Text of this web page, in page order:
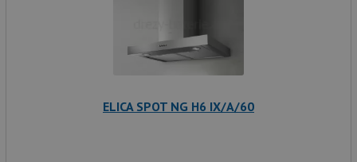
ELICA SPOT NG H6 IX/A/60